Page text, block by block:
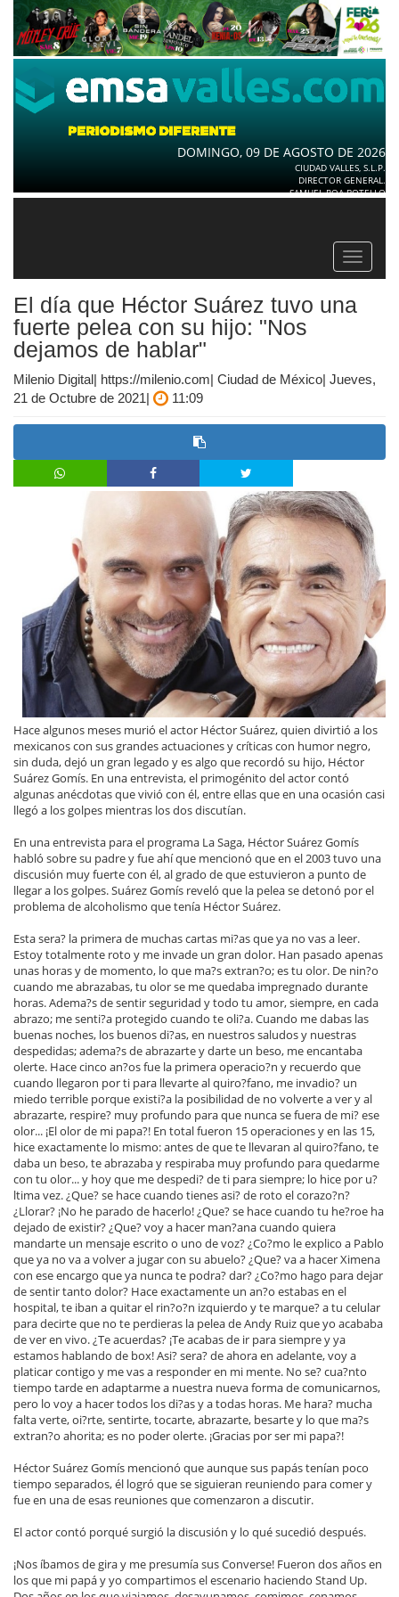
DOMINGO, 09 DE AGOSTO DE 2026
CIUDAD VALLES, S.L.P.
DIRECTOR GENERAL.
SAMUEL ROA BOTELLO
Toggle
El día que Héctor Suárez tuvo una
fuerte pelea con su hijo: "Nos
dejamos de hablar"
Milenio Digital| https://milenio.com| Ciudad de México| Jueves,
21 de Octubre de 2021|
11:09
Hace algunos meses murió el actor Héctor Suárez, quien divirtió a los
mexicanos con sus grandes actuaciones y críticas con humor negro,
sin duda, dejó un gran legado y es algo que recordó su hijo, Héctor
Suárez Gomís. En una entrevista, el primogénito del actor contó
algunas anécdotas que vivió con él, entre ellas que en una ocasión casi
llegó a los golpes mientras los dos discutían.
En una entrevista para el programa La Saga, Héctor Suárez Gomís
habló sobre su padre y fue ahí que mencionó que en el 2003 tuvo una
discusión muy fuerte con él, al grado de que estuvieron a punto de
llegar a los golpes. Suárez Gomís reveló que la pelea se detonó por el
problema de alcoholismo que tenía Héctor Suárez.
Esta sera? la primera de muchas cartas mi?as que ya no vas a leer.
Estoy totalmente roto y me invade un gran dolor. Han pasado apenas
unas horas y de momento, lo que ma?s extran?o; es tu olor. De nin?o
cuando me abrazabas, tu olor se me quedaba impregnado durante
horas. Adema?s de sentir seguridad y todo tu amor, siempre, en cada
abrazo; me senti?a protegido cuando te oli?a. Cuando me dabas las
buenas noches, los buenos di?as, en nuestros saludos y nuestras
despedidas; adema?s de abrazarte y darte un beso, me encantaba
olerte. Hace cinco an?os fue la primera operacio?n y recuerdo que
cuando llegaron por ti para llevarte al quiro?fano, me invadio? un
miedo terrible porque existi?a la posibilidad de no volverte a ver y al
abrazarte, respire? muy profundo para que nunca se fuera de mi? ese
olor... ¡El olor de mi papa?! En total fueron 15 operaciones y en las 15,
hice exactamente lo mismo: antes de que te llevaran al quiro?fano, te
daba un beso, te abrazaba y respiraba muy profundo para quedarme
con tu olor... y hoy que me despedi? de ti para siempre; lo hice por u?
ltima vez. ¿Que? se hace cuando tienes asi? de roto el corazo?n?
¿Llorar? ¡No he parado de hacerlo! ¿Que? se hace cuando tu he?roe ha
dejado de existir? ¿Que? voy a hacer man?ana cuando quiera
mandarte un mensaje escrito o uno de voz? ¿Co?mo le explico a Pablo
que ya no va a volver a jugar con su abuelo? ¿Que? va a hacer Ximena
con ese encargo que ya nunca te podra? dar? ¿Co?mo hago para dejar
de sentir tanto dolor? Hace exactamente un an?o estabas en el
hospital, te iban a quitar el rin?o?n izquierdo y te marque? a tu celular
para decirte que no te perdieras la pelea de Andy Ruiz que yo acababa
de ver en vivo. ¿Te acuerdas? ¡Te acabas de ir para siempre y ya
estamos hablando de box! Asi? sera? de ahora en adelante, voy a
platicar contigo y me vas a responder en mi mente. No se? cua?nto
tiempo tarde en adaptarme a nuestra nueva forma de comunicarnos,
pero lo voy a hacer todos los di?as y a todas horas. Me hara? mucha
falta verte, oi?rte, sentirte, tocarte, abrazarte, besarte y lo que ma?s
extran?o ahorita; es no poder olerte. ¡Gracias por ser mi papa?!
Héctor Suárez Gomís mencionó que aunque sus papás tenían poco
tiempo separados, él logró que se siguieran reuniendo para comer y
fue en una de esas reuniones que comenzaron a discutir.
El actor contó porqué surgió la discusión y lo qué sucedió después.
¡Nos íbamos de gira y me presumía sus Converse! Fueron dos años en
los que mi papá y yo compartimos el escenario haciendo Stand Up.